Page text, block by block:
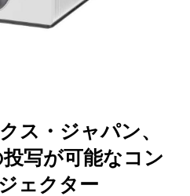
ス・ジャパン、
写が可能なコン
ェクター